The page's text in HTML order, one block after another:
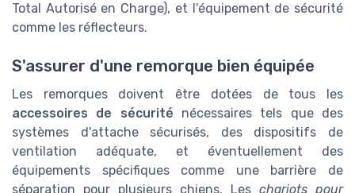
Total Autorisé en Charge), et l'équipement de sécurité
comme les réflecteurs.
S'assurer d'une remorque bien équipée
Les remorques doivent être dotées de tous les
accessoires de sécurité nécessaires tels que des
systèmes d'attache sécurisés, des dispositifs de
ventilation adéquate, et éventuellement des
équipements spécifiques comme une barrière de
séparation pour plusieurs chiens. Les chariots pour